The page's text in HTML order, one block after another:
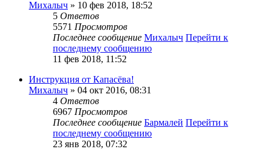
Михалыч » 10 фев 2018, 18:52
5 Ответов
5571 Просмотров
Последнее сообщение Михалыч Перейти к
последнему сообщению
11 фев 2018, 11:52
Инструкция от Капасёва!
Михалыч » 04 окт 2016, 08:31
4 Ответов
6967 Просмотров
Последнее сообщение Бармалей Перейти к
последнему сообщению
23 янв 2018, 07:32